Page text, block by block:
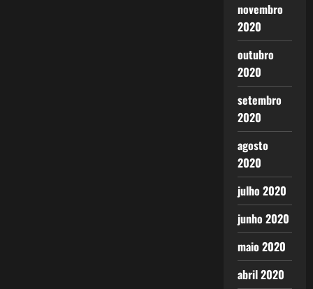
novembro
2020
outubro
2020
setembro
2020
agosto
2020
julho 2020
junho 2020
maio 2020
abril 2020